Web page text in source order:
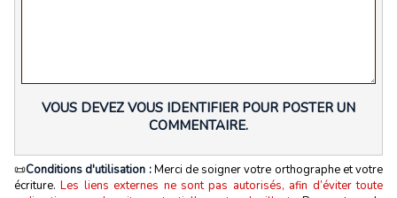
VOUS DEVEZ VOUS IDENTIFIER POUR POSTER UN
COMMENTAIRE.
📜Conditions d'utilisation :Merci de soigner votre orthographe et votre
écriture.Les liens externes ne sont pas autorisés, afin d’éviter toute